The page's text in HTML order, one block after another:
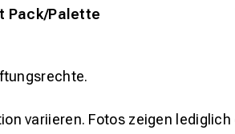
Pack/Palette
variieren. Fotos zeigen